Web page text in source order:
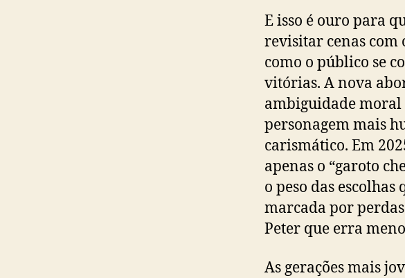
E isso é ouro para
revisitar cenas com
como o público se
vitórias. A nova
ambiguidade moral
personagem mais
carismático. Em
apenas o “garoto
o peso das escolhas
marcada por
Peter que erra
As gerações mais